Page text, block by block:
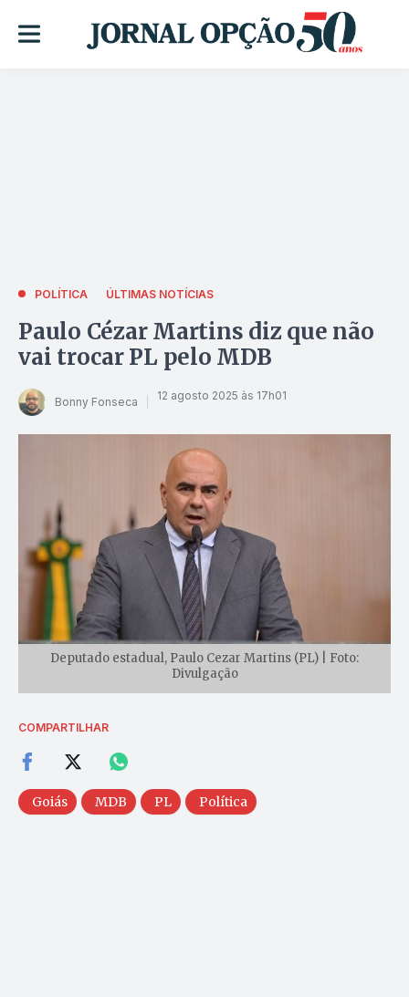
POLÍTICA ÚLTIMAS NOTÍCIAS
Paulo Cézar Martins diz que não
vai trocar PL pelo MDB
Bonny Fonseca 12 agosto 2025 às 17h01
Deputado estadual, Paulo Cezar Martins (PL) | Foto:
Divulgação
COMPARTILHAR
Goiás MDB PL Política